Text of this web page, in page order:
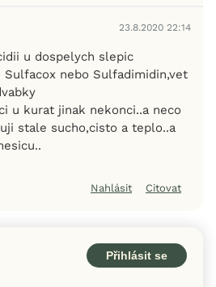
23.8.2020 22:14
u dospelych slepic
nebo Sulfadimidin,vet
u kurat jinak nekonci..a neco
stale sucho,cisto a teplo..a
Nahlásit Citovat
Přihlásit se